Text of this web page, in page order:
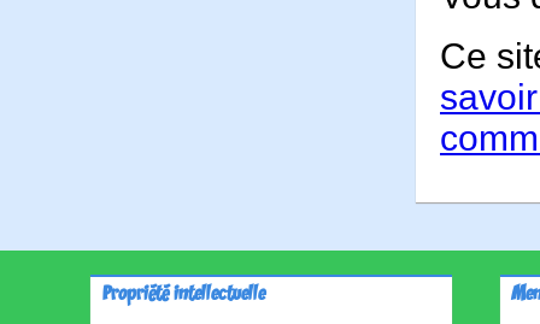
Ce
Propriété intellectuelle